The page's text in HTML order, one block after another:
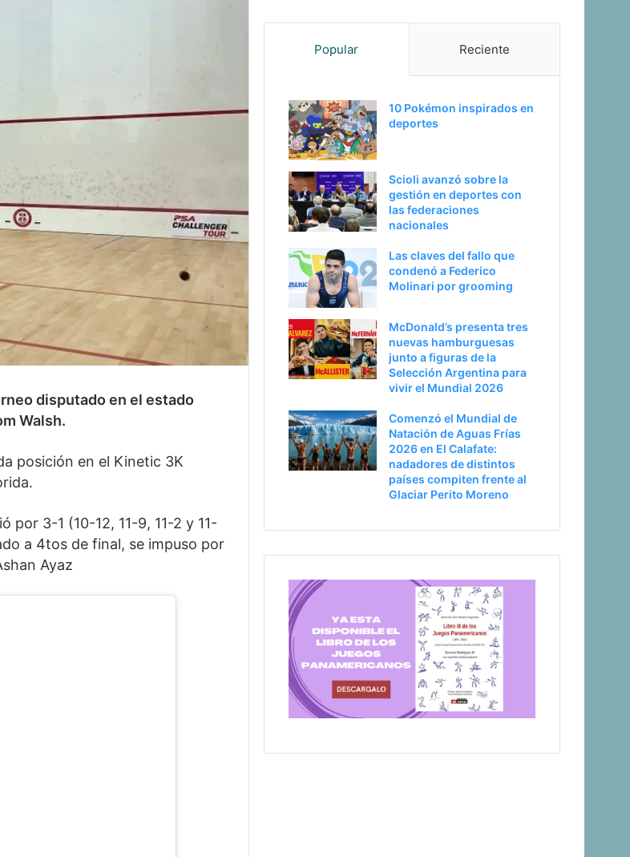
disputado en el estado
Walsh.
posición en el Kinetic 3K
por 3-1 (10-12, 11-9, 11-2 y 11-
a 4tos de final, se impuso por
Ayaz
Popular Reciente
10 Pokémon inspirados en
deportes
Scioli avanzó sobre la
gestión en deportes con
las federaciones
nacionales
Las claves del fallo que
condenó a Federico
Molinari por grooming
McDonald’s presenta tres
nuevas hamburguesas
junto a figuras de la
Selección Argentina para
vivir el Mundial 2026
Comenzó el Mundial de
Natación de Aguas Frías
2026 en El Calafate:
nadadores de distintos
países compiten frente al
Glaciar Perito Moreno